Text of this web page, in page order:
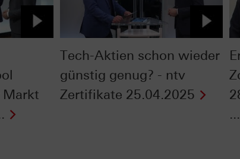
Markt
Tech-Aktien schon wieder
günstig genug? - ntv
Zertifikate 25.04.2025
...